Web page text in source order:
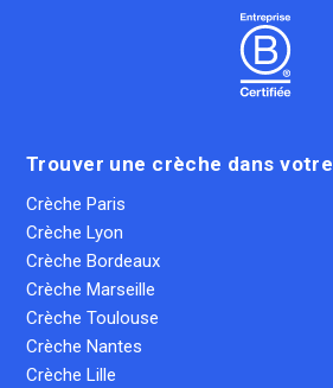
Trouver une crèche dans
Crèche Paris
Crèche Lyon
Crèche Bordeaux
Crèche Marseille
Crèche Toulouse
Crèche Nantes
Crèche Lille